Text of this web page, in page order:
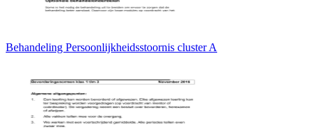
Behandeling Persoonlijkheidsstoornis cluster A